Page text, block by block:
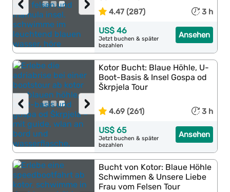
4.47 (287) 3 h
Ansehen
US$ 46
Jetzt buchen & später
bezahlen
›
‹
Kotor Bucht: Blaue Höhle, U-
Boot-Basis & Insel Gospa od
Škrpjela Tour
4.69 (261) 3 h
Ansehen
US$ 65
Jetzt buchen & später
bezahlen
Bucht von Kotor: Blaue Höhle
Schwimmen & Unsere Liebe
Frau vom Felsen Tour